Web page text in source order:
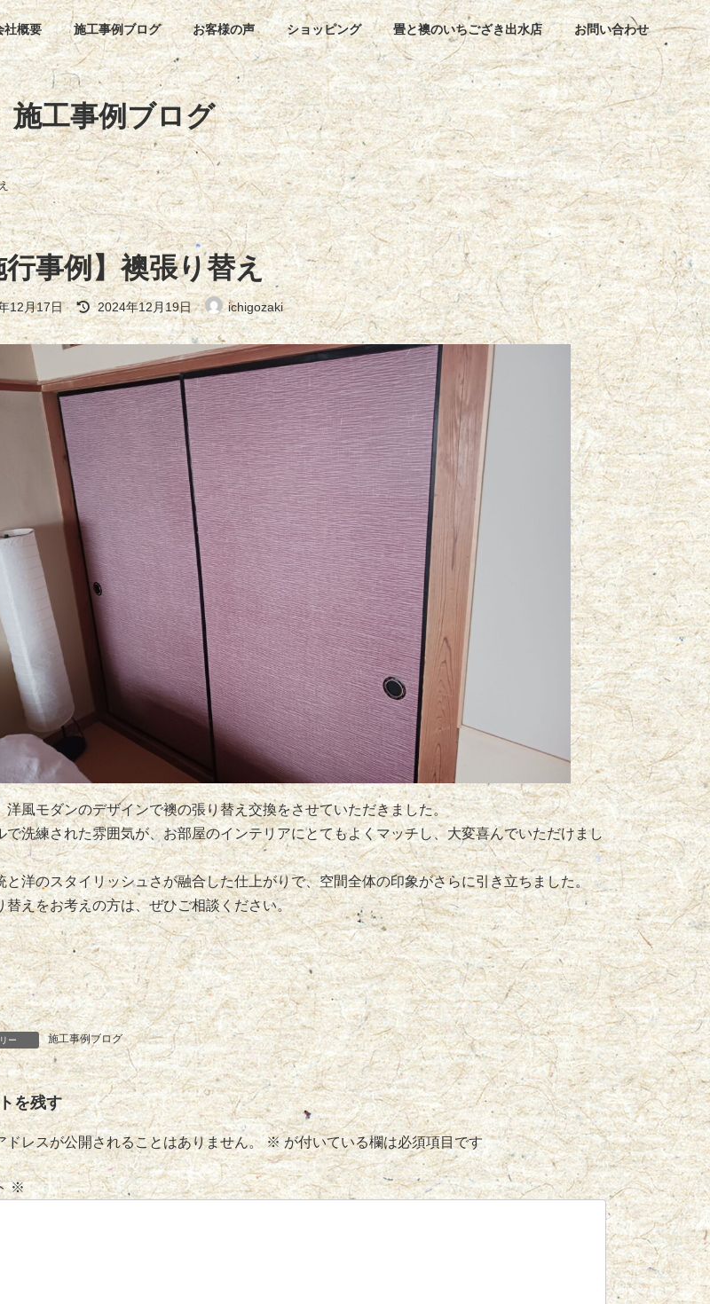
社概要 施工事例ブログ お客様の声 ショッピング 畳と襖のいちござき出水店 お問い合わせ
施工事例ブログ
行事例】襖張り替え
12月17日
最
終
更
新
時
:
2024年12月19日 ichigozaki
洋風モダンのデザインで襖の張り替え交換をさせていただきました。
で洗練された雰囲気が、お部屋のインテリアにとてもよくマッチし、大変喜んでいただけまし
と洋のスタイリッシュさが融合した仕上がりで、空間全体の印象がさらに引き立ちました。
替えをお考えの方は、ぜひご相談ください。
ー 施工事例ブログ
を残す
ドレスが公開されることはありません。 ※が付いている欄は必須項目です
※